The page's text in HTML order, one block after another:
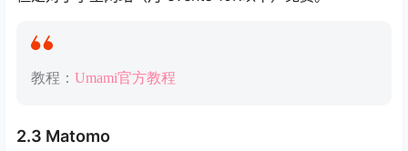
教程： Umami官方教程
2.3 Matomo